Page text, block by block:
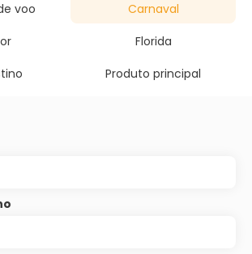
voo
Carnaval
Florida
Produto principal